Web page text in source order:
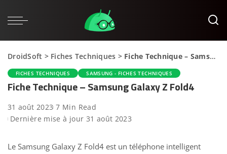
DroidSoft > Fiches Techniques > Fiche Technique – Samsung Galaxy Z Fold4
FICHES TECHNIQUES SAMSUNG - FICHES TECHNIQUES
Fiche Technique – Samsung Galaxy Z Fold4
31 août 2023 7 Min Read
Dernière mise à jour 31 août 2023
Le Samsung Galaxy Z Fold4 est un téléphone intelligent